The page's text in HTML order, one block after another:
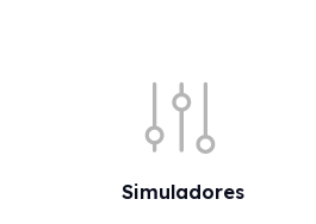
Simuladores